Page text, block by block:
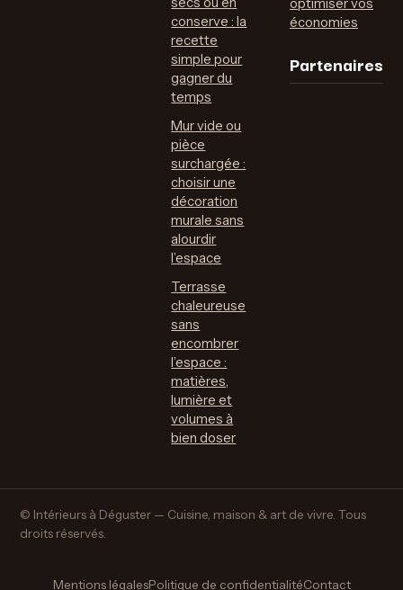
conserve : la
recette
simple pour
gagner du
temps
Mur vide ou
pièce
surchargée :
choisir une
décoration
murale sans
alourdir
l’espace
Terrasse
chaleureuse
sans
encombrer
l’espace :
matières,
lumière et
volumes à
bien doser
optimiser vos
économies
Partenaires
© Intérieurs à Déguster — Cuisine, maison & art de vivre. Tous
droits réservés.
Mentions légalesPolitique de confidentialitéContact